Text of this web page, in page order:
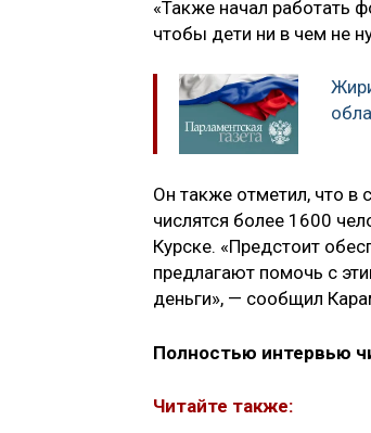
«Также начал работать
чтобы дети ни в чем не
Он также отметил, что в
числятся более 1600
Курске. «Предстоит
предлагают помочь с
деньги», — сообщил
Полностью интервью
Читайте также: